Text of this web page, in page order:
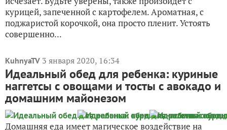
курицей, запеченной с картофелем. Ароматная, с
поджаристой корочкой, она просто пленит. Устоять
совершенно...
KuhnyaTV 3 января 2020, 16:34
Идеальный обед для ребенка: куриные
наггетсы с овощами и тосты с авокадо и
домашним майонезом
Домашняя еда имеет магическое воздействие на